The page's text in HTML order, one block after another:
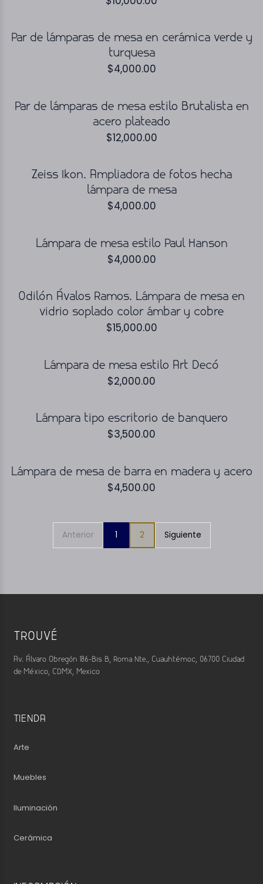
Par de lámparas de mesa en cerámica verde y
turquesa
$4,000.00
Par de lámparas de mesa estilo Brutalista en
acero plateado
$12,000.00
Zeiss Ikon. Ampliadora de fotos hecha
lámpara de mesa
$4,000.00
Lámpara de mesa estilo Paul Hanson
$4,000.00
Odilón Ávalos Ramos. Lámpara de mesa en
vidrio soplado color ámbar y cobre
$15,000.00
Lámpara de mesa estilo Art Decó
$2,000.00
Lámpara tipo escritorio de banquero
$3,500.00
Lámpara de mesa de barra en madera y acero
$4,500.00
Anterior 1 2 Siguiente
TROUVÉ
Av. Álvaro Obregón 186-Bis B, Roma Nte., Cuauhtémoc, 06700 Ciudad
de México, CDMX, Mexico
TIENDA
Arte
Muebles
Iluminación
Cerámica